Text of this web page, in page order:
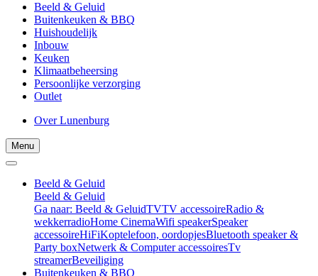
Beeld & Geluid
Buitenkeuken & BBQ
Huishoudelijk
Inbouw
Keuken
Klimaatbeheersing
Persoonlijke verzorging
Outlet
Over Lunenburg
Menu
Beeld & Geluid
Beeld & Geluid
Ga naar: Beeld & GeluidTVTV accessoireRadio &
wekkerradioHome CinemaWifi speakerSpeaker
accessoireHiFiKoptelefoon, oordopjesBluetooth speaker &
Party boxNetwerk & Computer accessoiresTv
streamerBeveiliging
Buitenkeuken & BBQ